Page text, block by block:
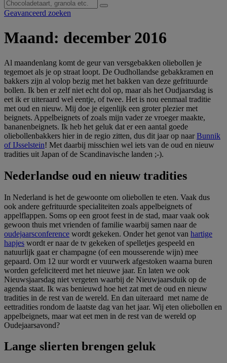
Geavanceerd zoeken
Maand: december 2016
Al maandenlang komt de geur van versgebakken oliebollen je
tegemoet als je op straat loopt. De Oudhollandse gebakkramen en
bakkers zijn al volop bezig met het bakken van deze gefrituurde
bollen. Ik ben er zelf niet echt dol op, maar als het Oudjaarsdag is
eet ik er uiteraard wel eentje, of twee. Het is nou eenmaal traditie
met oud en nieuw. Mij doe je eigenlijk een groter plezier met
beignets. Appelbeignets of zoals mijn vader ze vroeger maakte,
bananenbeignets. Ik heb het geluk dat er een aantal goede
oliebollenbakkers hier in de regio zitten, dus dit jaar op naarBunnik
of IJsselstein! Met daarbij misschien wel iets van de oud en nieuw
tradities uit Japan of de Scandinavische landen ;-).
Nederlandse oud en nieuw tradities
In Nederland is het de gewoonte om oliebollen te eten. Vaak dus
ook andere gefrituurde specialiteiten zoals appelbeignets of
appelflappen. Soms op een groot feest in de stad, maar vaak ook
gewoon thuis met vrienden of familie waarbij samen naar de
oudejaarsconference wordt gekeken. Onder het genot van hartige
hapjes wordt er naar de tv gekeken of spelletjes gespeeld en
natuurlijk gaat er champagne (of een mousserende wijn) mee
gepaard. Om 12 uur wordt er vuurwerk afgestoken waarna buren
worden gefeliciteerd met het nieuwe jaar. En laten we ook
Nieuwsjaarsdag niet vergeten waarbij de Nieuwjaarsduik op de
agenda staat. Ik was benieuwd hoe het zat met de oud en nieuw
tradities in de rest van de wereld. En dan uiteraard met name de
eettradities rondom de laatste dag van het jaar. Wij eten oliebollen en
appelbeignets, maar wat eet men in de rest van de wereld op
Oudejaarsavond?
Lange slierten brengen geluk